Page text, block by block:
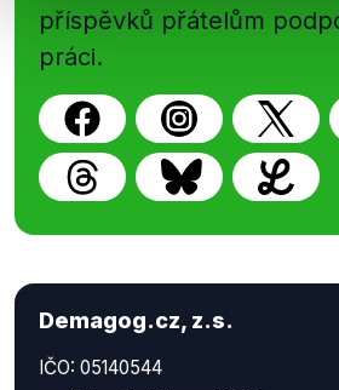
příspěvků přátelům
práci.
Demagog.cz, z.s.
IČO: 05140544